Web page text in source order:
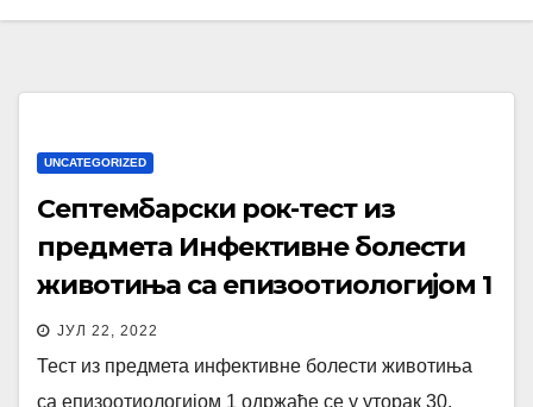
UNCATEGORIZED
Септембарски рок-тест из
предмета Инфективне болести
животиња са епизоотиологијом 1
ЈУЛ 22, 2022
Тест из предмета инфективне болести животиња
са епизоотиологијом 1 одржаће се у уторак 30.